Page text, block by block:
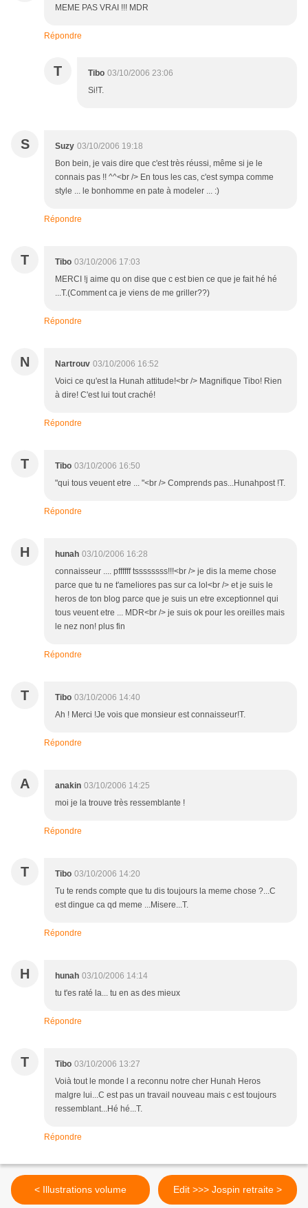
MEME PAS VRAI !!! MDR
Répondre
T Tibo 03/10/2006 23:06
Si!T.
S Suzy 03/10/2006 19:18
Bon bein, je vais dire que c'est très réussi, même si je le
connais pas !! ^^<br /> En tous les cas, c'est sympa comme
style ... le bonhomme en pate à modeler ... :)
Répondre
T Tibo 03/10/2006 17:03
MERCI !j aime qu on dise que c est bien ce que je fait hé hé
...T.(Comment ca je viens de me griller??)
Répondre
N Nartrouv 03/10/2006 16:52
Voici ce qu'est la Hunah attitude!<br /> Magnifique Tibo! Rien
à dire! C'est lui tout craché!
Répondre
T Tibo 03/10/2006 16:50
"qui tous veuent etre ... "<br /> Comprends pas...Hunahpost !T.
Répondre
H hunah 03/10/2006 16:28
connaisseur .... pffffff tssssssss!!!<br /> je dis la meme chose
parce que tu ne t'ameliores pas sur ca lol<br /> et je suis le
heros de ton blog parce que je suis un etre exceptionnel qui
tous veuent etre ... MDR<br /> je suis ok pour les oreilles mais
le nez non! plus fin
Répondre
T Tibo 03/10/2006 14:40
Ah ! Merci !Je vois que monsieur est connaisseur!T.
Répondre
A anakin 03/10/2006 14:25
moi je la trouve très ressemblante !
Répondre
T Tibo 03/10/2006 14:20
Tu te rends compte que tu dis toujours la meme chose ?...C
est dingue ca qd meme ...Misere...T.
Répondre
H hunah 03/10/2006 14:14
tu t'es raté la... tu en as des mieux
Répondre
T Tibo 03/10/2006 13:27
Voià tout le monde l a reconnu notre cher Hunah Heros
malgre lui...C est pas un travail nouveau mais c est toujours
ressemblant...Hé hé...T.
Répondre
< Illustrations volume Edit >>> Jospin retraite >